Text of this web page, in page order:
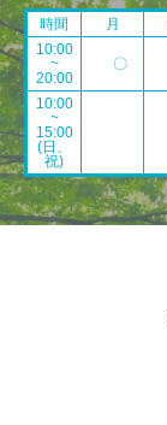
時間 月
10:00
~
20:00
〇
10:00
~
15:00
(日、
祝)